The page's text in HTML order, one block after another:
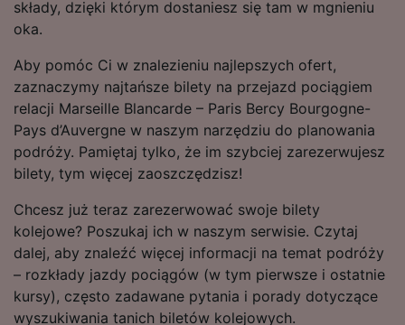
składy, dzięki którym dostaniesz się tam w mgnieniu
oka.
Aby pomóc Ci w znalezieniu najlepszych ofert,
zaznaczymy najtańsze bilety na przejazd pociągiem
relacji Marseille Blancarde – Paris Bercy Bourgogne-
Pays d’Auvergne w naszym narzędziu do planowania
podróży. Pamiętaj tylko, że im szybciej zarezerwujesz
bilety, tym więcej zaoszczędzisz!
Chcesz już teraz zarezerwować swoje bilety
kolejowe? Poszukaj ich w naszym serwisie. Czytaj
dalej, aby znaleźć więcej informacji na temat podróży
– rozkłady jazdy pociągów (w tym pierwsze i ostatnie
kursy), często zadawane pytania i porady dotyczące
wyszukiwania tanich biletów kolejowych.
audience research and services development.